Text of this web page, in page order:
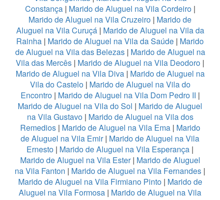
Constança| Marido de Aluguel na Vila Cordeiro|
Marido de Aluguel na Vila Cruzeiro | Marido de
Aluguel na Vila Curuçá | Marido de Aluguel na Vila da
Rainha | Marido de Aluguel na Vila da Saúde | Marido
de Aluguel na Vila das Belezas| Marido de Aluguel na
Vila das Mercês | Marido de Aluguel na Vila Deodoro |
Marido de Aluguel na Vila Diva| Marido de Aluguel na
Vila do Castelo| Marido de Aluguel na Vila do
Encontro| Marido de Aluguel na Vila Dom Pedro II |
Marido de Aluguel na Vila do Sol | Marido de Aluguel
na Vila Gustavo| Marido de Aluguel na Vila dos
Remedios| Marido de Aluguel na Vila Ema| Marido
de Aluguel na Vila Emir| Marido de Aluguel na Vila
Ernesto | Marido de Aluguel na Vila Esperança |
Marido de Aluguel na Vila Ester| Marido de Aluguel
na Vila Fanton | Marido de Aluguel na Vila Fernandes |
Marido de Aluguel na Vila Firmiano Pinto| Marido de
Aluguel na Vila Formosa | Marido de Aluguel na Vila